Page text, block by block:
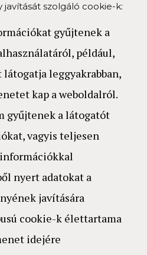
szolgáló cookie-k:
gyűjtenek a
például,
leggyakrabban,
kap a weboldalról.
gyűjtenek a látogatót
vagyis teljesen
nyert adatokat a
javítására
cookie-k élettartama
idejére